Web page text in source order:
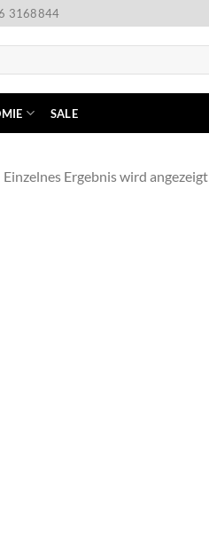
3168844
SALE
Einzelnes Ergebnis wird angezeigt